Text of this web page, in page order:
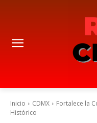
Inicio CDMX
Fortalece la
Histórico